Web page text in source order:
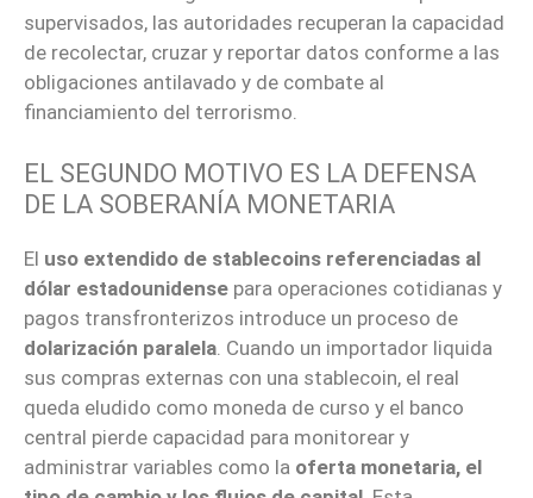
supervisados, las autoridades recuperan la capacidad
de recolectar, cruzar y reportar datos conforme a las
obligaciones antilavado y de combate al
financiamiento del terrorismo.
EL SEGUNDO MOTIVO ES LA DEFENSA
DE LA SOBERANÍA MONETARIA
El uso extendido de stablecoins referenciadas al
dólar estadounidense para operaciones cotidianas y
pagos transfronterizos introduce un proceso de
dolarización paralela . Cuando un importador liquida
sus compras externas con una stablecoin, el real
queda eludido como moneda de curso y el banco
central pierde capacidad para monitorear y
administrar variables como la oferta monetaria, el